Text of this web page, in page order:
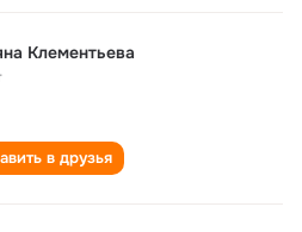
Клементьева
в друзья